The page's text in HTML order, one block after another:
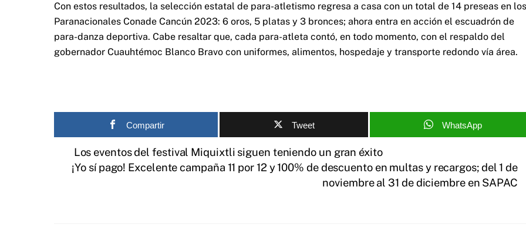
Con estos resultados, la selección estatal de para-atletismo regresa a casa con un total de 14 preseas en los
Paranacionales Conade Cancún 2023: 6 oros, 5 platas y 3 bronces; ahora entra en acción el escuadrón de
para-danza deportiva. Cabe resaltar que, cada para-atleta contó, en todo momento, con el respaldo del
gobernador Cuauhtémoc Blanco Bravo con uniformes, alimentos, hospedaje y transporte redondo vía área.
Compartir Tweet WhatsApp
Los eventos del festival Miquixtli siguen teniendo un gran éxito
¡Yo sí pago! Excelente campaña 11 por 12 y 100% de descuento en multas y recargos; del 1 de
noviembre al 31 de diciembre en SAPAC